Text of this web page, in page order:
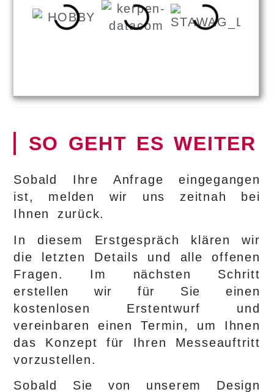
SO GEHT ES WEITER
Sobald Ihre Anfrage eingegangen
ist, melden wir uns zeitnah bei
Ihnen zurück.
In diesem Erstgespräch klären wir
die letzten Details und alle offenen
Fragen. Im nächsten Schritt
erstellen wir für Sie einen
kostenlosen Erstentwurf und
vereinbaren einen Termin, um Ihnen
das Konzept für Ihren Messeauftritt
vorzustellen.
Sobald Sie von unserem Design